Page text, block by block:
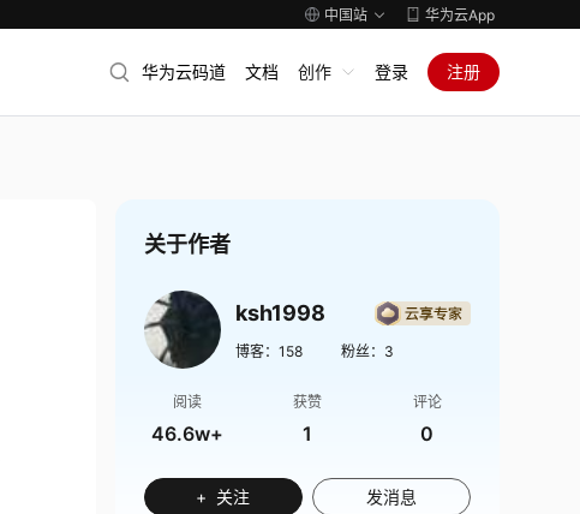
中国站 华为云App
华为云码道 文档 创作 登录 注册
关于作者
ksh1998
博客： 158 粉丝： 3
阅读
46.6w+
获赞
1
评论
0
+ 关注 发消息